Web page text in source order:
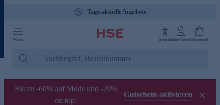
Tagesaktuelle Angebote
Menü AnsichtMein KontoWarenkorb
Bis zu -60% auf Mode und -20%
on top!
Gutschein aktivieren